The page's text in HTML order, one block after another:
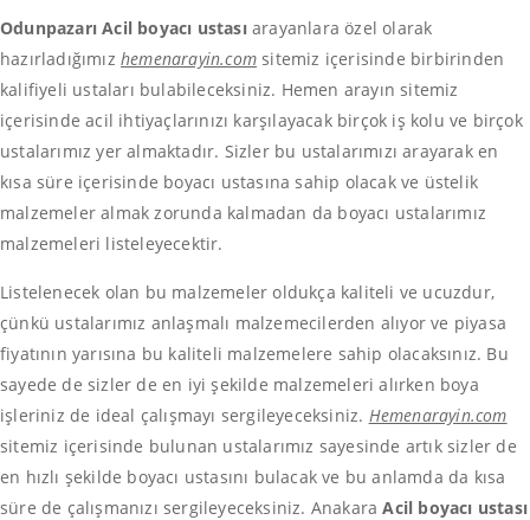
Odunpazarı Acil boyacı ustasıarayanlara özel olarak
hazırladığımız hemenarayin.com sitemiz içerisinde birbirinden
kalifiyeli ustaları bulabileceksiniz. Hemen arayın sitemiz
içerisinde acil ihtiyaçlarınızı karşılayacak birçok iş kolu ve birçok
ustalarımız yer almaktadır. Sizler bu ustalarımızı arayarak en
kısa süre içerisinde boyacı ustasına sahip olacak ve üstelik
malzemeler almak zorunda kalmadan da boyacı ustalarımız
malzemeleri listeleyecektir.
Listelenecek olan bu malzemeler oldukça kaliteli ve ucuzdur,
çünkü ustalarımız anlaşmalı malzemecilerden alıyor ve piyasa
fiyatının yarısına bu kaliteli malzemelere sahip olacaksınız. Bu
sayede de sizler de en iyi şekilde malzemeleri alırken boya
işleriniz de ideal çalışmayı sergileyeceksiniz. Hemenarayin.com
sitemiz içerisinde bulunan ustalarımız sayesinde artık sizler de
en hızlı şekilde boyacı ustasını bulacak ve bu anlamda da kısa
süre de çalışmanızı sergileyeceksiniz. AnakaraAcil boyacı ustası